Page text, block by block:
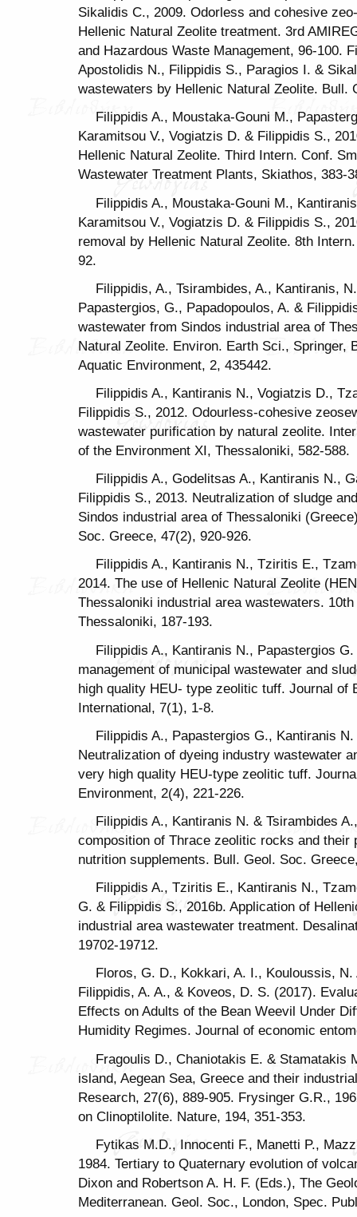
Sikalidis C., 2009. Odorless and cohesive
Hellenic Natural Zeolite treatment. 3rd
and Hazardous Waste Management, 96-100.
Apostolidis N., Filippidis S., Paragios I. &
wastewaters by Hellenic Natural Zeolite. Bull.
Filippidis A., Moustaka-Gouni M.,
Karamitsou V., Vogiatzis D. & Filippidis S.,
Hellenic Natural Zeolite. Third Intern. Conf.
Wastewater Treatment Plants, Skiathos, 383-
Filippidis A., Moustaka-Gouni M.,
Karamitsou V., Vogiatzis D. & Filippidis S.,
removal by Hellenic Natural Zeolite. 8th
92.
Filippidis, A., Tsirambides, A., Kantiranis,
Papastergios, G., Papadopoulos, A. &
wastewater from Sindos industrial area of
Natural Zeolite. Environ. Earth Sci., Springer,
Aquatic Environment, 2, 435442.
Filippidis A., Kantiranis N., Vogiatzis D.,
Filippidis S., 2012. Odourless-cohesive
wastewater purification by natural zeolite.
of the Environment XI, Thessaloniki, 582-588.
Filippidis A., Godelitsas A., Kantiranis N.,
Filippidis S., 2013. Neutralization of sludge
Sindos industrial area of Thessaloniki
Soc. Greece, 47(2), 920-926.
Filippidis A., Kantiranis N., Tziritis E.,
2014. The use of Hellenic Natural Zeolite
Thessaloniki industrial area wastewaters.
Thessaloniki, 187-193.
Filippidis A., Kantiranis N., Papastergios
management of municipal wastewater and
high quality HEU- type zeolitic tuff. Journal of
International, 7(1), 1-8.
Filippidis A., Papastergios G., Kantiranis
Neutralization of dyeing industry wastewater
very high quality HEU-type zeolitic tuff.
Environment, 2(4), 221-226.
Filippidis A., Kantiranis N. & Tsirambides
composition of Thrace zeolitic rocks and their
nutrition supplements. Bull. Geol. Soc.
Filippidis A., Tziritis E., Kantiranis N.,
G. & Filippidis S., 2016b. Application of
industrial area wastewater treatment.
19702-19712.
Floros, G. D., Kokkari, A. I., Kouloussis,
Filippidis, A. A., & Koveos, D. S. (2017).
Effects on Adults of the Bean Weevil Under
Humidity Regimes. Journal of economic
Fragoulis D., Chaniotakis E. & Stamatakis
island, Aegean Sea, Greece and their
Research, 27(6), 889-905. Frysinger G.R.,
on Clinoptilolite. Nature, 194, 351-353.
Fytikas M.D., Innocenti F., Manetti P.,
1984. Tertiary to Quaternary evolution of
Dixon and Robertson A. H. F. (Eds.), The
Mediterranean. Geol. Soc., London, Spec.